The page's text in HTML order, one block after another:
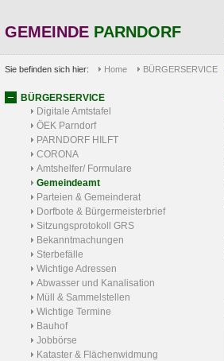
GEMEINDE PARNDORF
Sie befinden sich hier: Home BÜRGERSERVICE
BÜRGERSERVICE
Digitale Amtstafel
ÖEK Parndorf
PARNDORF HILFT
CORONA
Amtshelfer/ Formulare
Gemeindeamt
Parteien & Gemeinderat
Dorfbote & Bürgermeisterbrief
Sitzungsprotokoll GRS
Bekanntmachungen
Sterbefälle
Wichtige Adressen
Abwasser und Kanalisation
Müll & Sammelstellen
Wichtige Termine
Bauhof
Jobbörse
Kataster & Flächenwidmung